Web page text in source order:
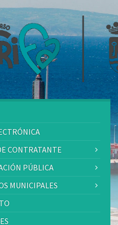
CONTRATANTE
PÚBLICA
MUNICIPALES